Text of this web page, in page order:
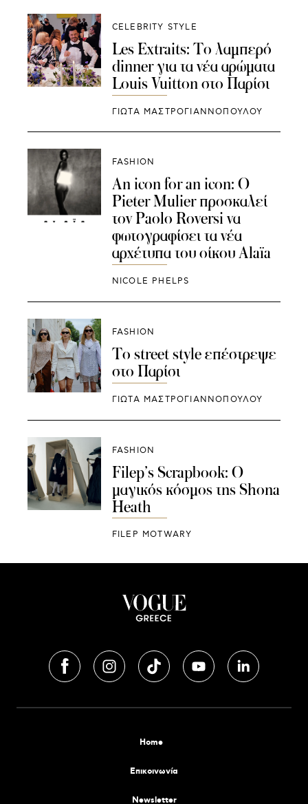
CELEBRITY STYLE
Les Extraits: Το λαμπερό
dinner για τα νέα αρώματα
Louis Vuitton στο Παρίσι
ΓΙΩΤΑ ΜΑΣΤΡΟΓΙΑΝΝΟΠΟΥΛΟΥ
FASHION
An icon for an icon: O
Pieter Mulier προσκαλεί
τον Paolo Roversi να
φωτογραφίσει τα νέα
αρχέτυπα του οίκου Alaïa
NICOLE PHELPS
FASHION
To street style επέστρεψε
στο Παρίσι
ΓΙΩΤΑ ΜΑΣΤΡΟΓΙΑΝΝΟΠΟΥΛΟΥ
FASHION
Filep’s Scrapbook: Ο
μαγικός κόσμος της Shona
Heath
FILEP MOTWARY
Home
Επικοινωνία
Newsletter